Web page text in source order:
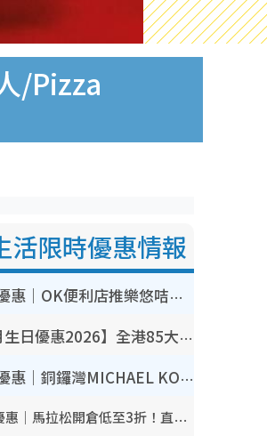
/Pizza
活限時優惠情報
長者優惠｜OK便利店推樂悠咭優惠！買麵包/牛奶/保健品拍卡即減
【8月生日優惠2026】全港85大食買玩著數攻略 自助餐/火鍋放題同行免費＋誠品/DONKI送現金券
開倉優惠｜銅鑼灣MICHAEL KORS開倉低至17折！直擊$500起買手袋/銀包/鞋款 必買經典Jet Set系列
開倉優惠｜馬拉松開倉低至3折！直擊$99起買adidas／New Balance／Puma鞋款 STANLEY保溫杯劈價至$119起